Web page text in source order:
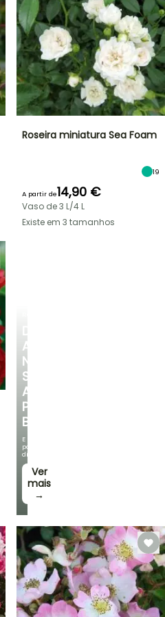
BULBOS
DE
DESCUBRA
A
NOSSA
SELEÇÃO
A
PREÇOS
BAIXOS
E
poupe
dinheiro!
Ver
mais
→
Roseira miniatura Sea Foam
19
A partir de14,90 €
Vaso de 3 L/4 L
Existe em 3 tamanhos